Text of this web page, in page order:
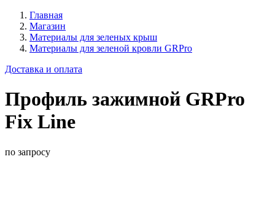
Главная
Магазин
Материалы для зеленых крыш
Материалы для зеленой кровли GRPro
Доставка и оплата
Профиль зажимной GRPro
Fix Line
по запросу